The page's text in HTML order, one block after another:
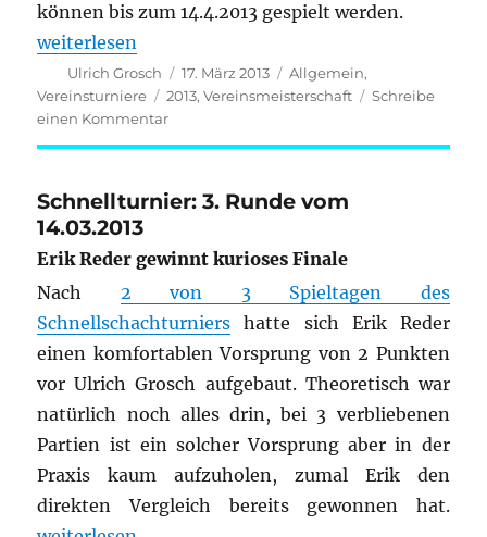
können bis zum 14.4.2013 gespielt werden.
„Vereinsmeisterschaft 5. Runde“
weiterlesen
Autor
Ulrich Grosch
Veröffentlicht
am
17. März 2013 Kategorien
Allgemein,
Vereinsturniere
Schlagwörter
2013,Vereinsmeisterschaft
Schreibe
einen Kommentarzu
Vereinsmeisterschaft
Schnellturnier: 3. Runde vom
14.03.2013
Erik Reder gewinnt kurioses Finale
Nach 2 von 3 Spieltagen des
Schnellschachturniers hatte sich Erik Reder
einen komfortablen Vorsprung von 2 Punkten
vor Ulrich Grosch aufgebaut. Theoretisch war
natürlich noch alles drin, bei 3 verbliebenen
Partien ist ein solcher Vorsprung aber in der
Praxis kaum aufzuholen, zumal Erik den
direkten Vergleich bereits gewonnen hat.